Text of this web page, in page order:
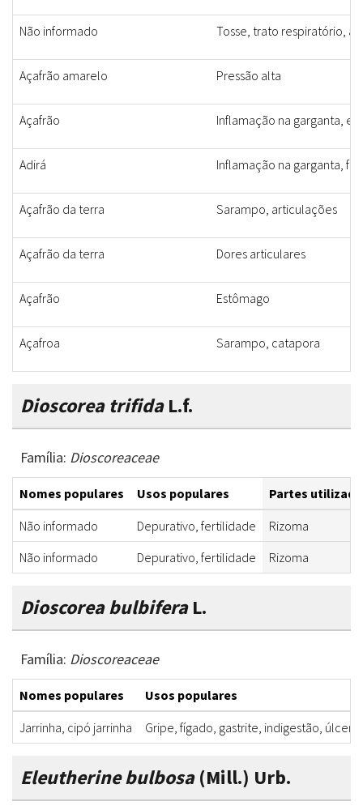
Não informado Tosse, trato respiratório,
Açafrão amarelo Pressão alta
Açafrão Inflamação na garganta,
Adirá Inflamação na garganta,
Açafrão da terra Sarampo, articulações
Açafrão da terra Dores articulares
Açafrão Estômago
Açafroa Sarampo, catapora
Dioscorea trifidaL.f.
Família: Dioscoreaceae
Nomes populares Usos populares
Partes
Não informado
Depurativo, fertilidade
Rizoma
Não informado
Depurativo, fertilidade Rizoma
Dioscorea bulbiferaL.
Família: Dioscoreaceae
Nomes populares
Usos populares
Jarrinha, cipó jarrinha
Gripe, fígado, gastrite, indigestão,
Eleutherine bulbosa(Mill.) Urb.